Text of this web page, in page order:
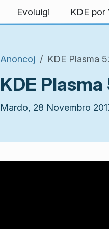
Evoluigi KDE por
Anoncoj KDE Plasma
KDE
Mardo, 28 Novembro